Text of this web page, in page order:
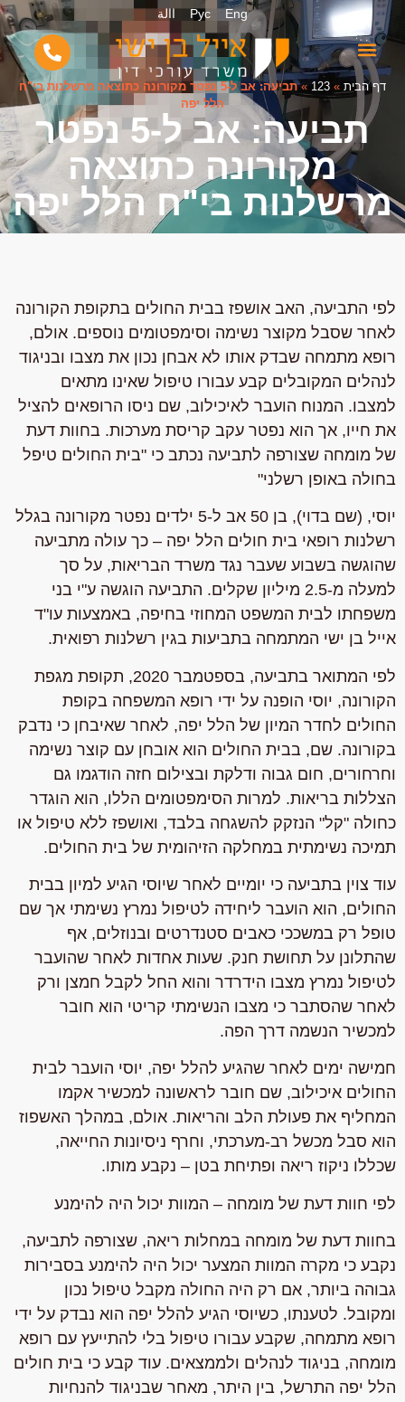
Eng
Рус االة
דף הבית»
123
»
תביעה: אב ל-5 נפטר מקורונה כתוצאה מרשלנות בי"ח
הלל יפה
תביעה: אב ל-5 נפטר
מקורונה כתוצאה
מרשלנות בי"ח הלל יפה
לפי התביעה, האב אושפז בבית החולים בתקופת הקורונה
לאחר שסבל מקוצר נשימה וסימפטומים נוספים. אולם,
רופא מתמחה שבדק אותו לא אבחן נכון את מצבו ובניגוד
לנהלים המקובלים קבע עבורו טיפול שאינו מתאים
למצבו. המנוח הועבר לאיכילוב, שם ניסו הרופאים להציל
את חייו, אך הוא נפטר עקב קריסת מערכות. בחוות דעת
של מומחה שצורפה לתביעה נכתב כי "בית החולים טיפל
בחולה באופן רשלני"
יוסי, (שם בדוי), בן 50 אב ל-5 ילדים נפטר מקורונה בגלל
רשלנות רופאי בית חולים הלל יפה – כך עולה מתביעה
שהוגשה בשבוע שעבר נגד משרד הבריאות, על סך
למעלה מ-2.5 מיליון שקלים. התביעה הוגשה ע"י בני
משפחתו לבית המשפט המחוזי בחיפה, באמצעות עו"ד
אייל בן ישי המתמחה בתביעות בגין רשלנות רפואית.
לפי המתואר בתביעה, בספטמבר 2020, תקופת מגפת
הקורונה, יוסי הופנה על ידי רופא המשפחה בקופת
החולים לחדר המיון של הלל יפה, לאחר שאיבחן כי נדבק
בקורונה. שם, בבית החולים הוא אובחן עם קוצר נשימה
וחרחורים, חום גבוה ודלקת ובצילום חזה הודגמו גם
הצללות בריאות. למרות הסימפטומים הללו, הוא הוגדר
כחולה "קל" הנזקק להשגחה בלבד, ואושפז ללא טיפול או
תמיכה נשימתית במחלקה הזיהומית של בית החולים.
עוד צוין בתביעה כי יומיים לאחר שיוסי הגיע למיון בבית
החולים, הוא הועבר ליחידה לטיפול נמרץ נשימתי אך שם
טופל רק במשככי כאבים סטנדרטים ובנוזלים, אף
שהתלונן על תחושת חנק. שעות אחדות לאחר שהועבר
לטיפול נמרץ מצבו הידרדר והוא החל לקבל חמצן ורק
לאחר שהסתבר כי מצבו הנשימתי קריטי הוא חובר
למכשיר הנשמה דרך הפה.
חמישה ימים לאחר שהגיע להלל יפה, יוסי הועבר לבית
החולים איכילוב, שם חובר לראשונה למכשיר אקמו
המחליף את פעולת הלב והריאות. אולם, במהלך האשפוז
הוא סבל מכשל רב-מערכתי, וחרף ניסיונות החייאה,
שכללו ניקוז ריאה ופתיחת בטן – נקבע מותו.
לפי חוות דעת של מומחה – המוות יכול היה להימנע
בחוות דעת של מומחה במחלות ריאה, שצורפה לתביעה,
נקבע כי מקרה המוות המצער יכול היה להימנע בסבירות
גבוהה ביותר, אם רק היה החולה מקבל טיפול נכון
ומקובל. לטענתו, כשיוסי הגיע להלל יפה הוא נבדק על ידי
רופא מתמחה, שקבע עבורו טיפול בלי להתייעץ עם רופא
מומחה, בניגוד לנהלים ולממצאים. עוד קבע כי בית חולים
הלל יפה התרשל, בין היתר, מאחר שבניגוד להנחיות